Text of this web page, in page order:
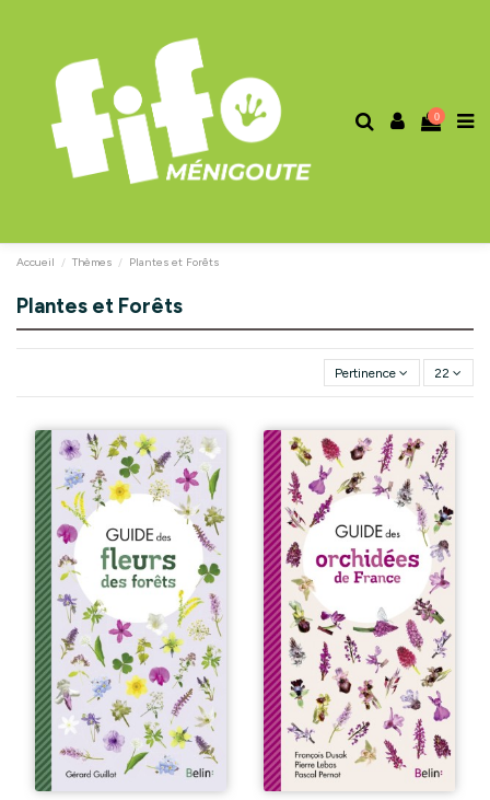
0
Accueil Thèmes Plantes et Forêts
Plantes et Forêts
Pertinence 22